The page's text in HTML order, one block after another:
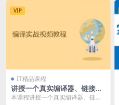
VIP
IT精品课程
讲授一个真实编译器、链接器
的完整开发过程 | 完结
本课程讲授一个真实编译器、链接